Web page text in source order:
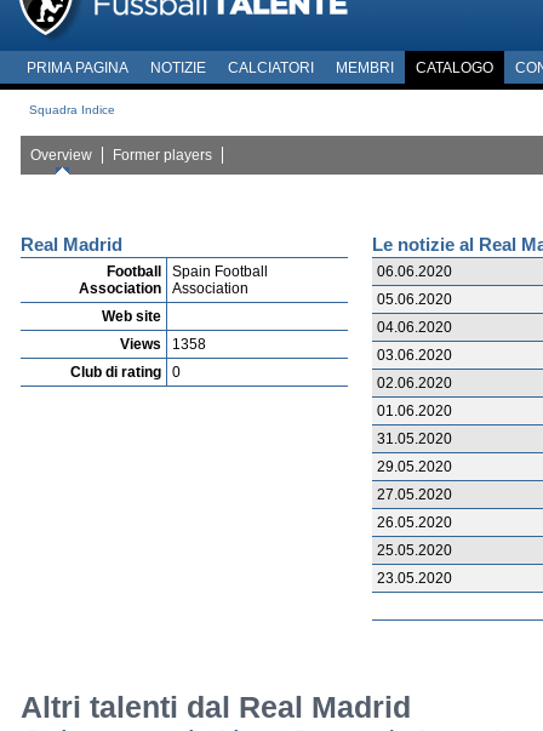
PRIMA PAGINA NOTIZIE CALCIATORI MEMBRI CATALOGO
Squadra Indice
Overview Former players
Real Madrid
Football
Association
Spain Football
Association
Web site
Views
1358
Club di rating
0
Le notizie al Real
06.06.2020
05.06.2020
04.06.2020
03.06.2020
02.06.2020
01.06.2020
31.05.2020
29.05.2020
27.05.2020
26.05.2020
25.05.2020
23.05.2020
Altri talenti dal Real Madrid